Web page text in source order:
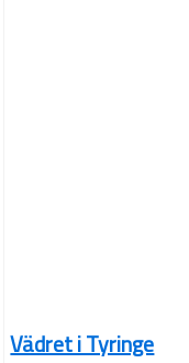
Vädret i Tyringe